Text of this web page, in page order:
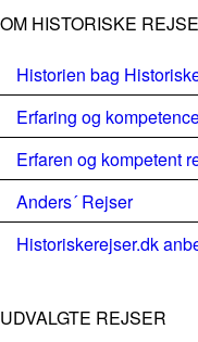
OM HISTORISKE
Historien bag
Erfaring og
Erfaren og kompetent
Anders´ Rejser
Historiskerejser.dk
UDVALGTE REJSER